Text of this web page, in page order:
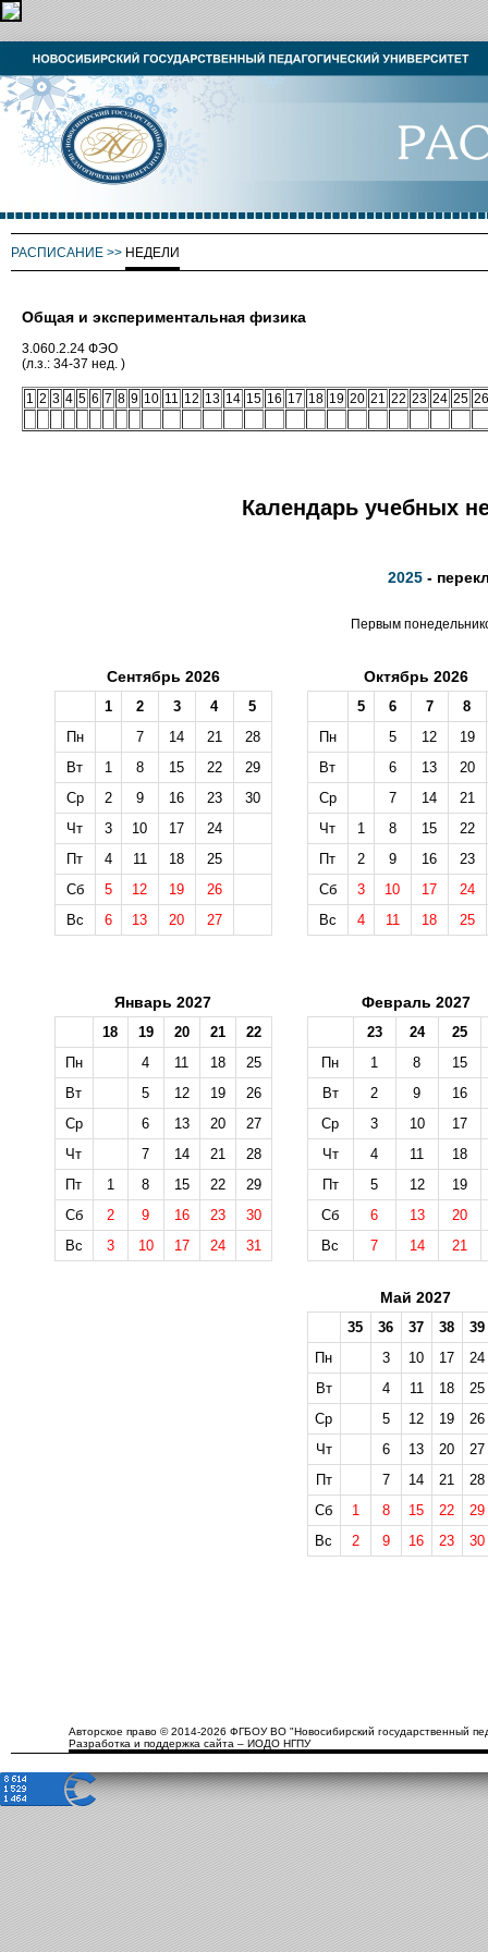
РАСПИСАНИЕ >> НЕДЕЛИ
Общая и экспериментальная физика
3.060.2.24 ФЭО
(л.з.: 34-37 нед. )
1 2 3 4 5 6 7 8 9 10 11 12 13 14 15 16 17 18 19 20 21 22 23 24 25 26
Календарь учебных
2025 -
Первым
Сентябрь 2026
1 2 3 4
5
Пн
7 14 21
28
Вт
1 8 15 22
29
Ср
2 9 16 23
30
Чт
3 10 17
24
Пт
4 11 18
25
Сб
5 12 19
26
Вс
6 13 20 27
Октябрь 2026
5 6 7
8
Пн
5 12
19
Вт
6 13
20
Ср
7 14
21
Чт
1 8 15
22
Пт
2 9 16
23
Сб
3 10 17
24
Вс
4 11 18 25
Январь 2027
18 19 20 21
22
Пн
4 11 18
25
Вт
5 12 19
26
Ср
6 13 20
27
Чт
7 14 21
28
Пт
1 8 15 22
29
Сб
2 9 16 23
30
Вс
3 10 17 24 31
Февраль 2027
23 24
25
Пн
1 8
15
Вт
2 9
16
Ср
3 10
17
Чт
4 11
18
Пт
5 12
19
Сб
6 13
20
Вс
7 14 21
Май 2027
35 36 37 38
39
Пн
3 10 17
24
Вт
4 11 18
25
Ср
5 12 19
26
Чт
6 13 20
27
Пт
7 14 21
28
Сб
1 8 15 22
29
Вс
2 9 16 23 30
Авторское право © 2014-2026 ФГБОУ ВО "Новосибирский государственный
Разработка и поддержка сайта – ИОДО НГПУ